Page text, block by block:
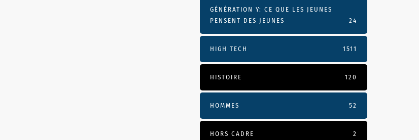
GÉNÉRATION Y: CE QUE LES JEUNES
PENSENT DES JEUNES
24
HIGH TECH 1511
HISTOIRE 120
HOMMES 52
HORS CADRE 2